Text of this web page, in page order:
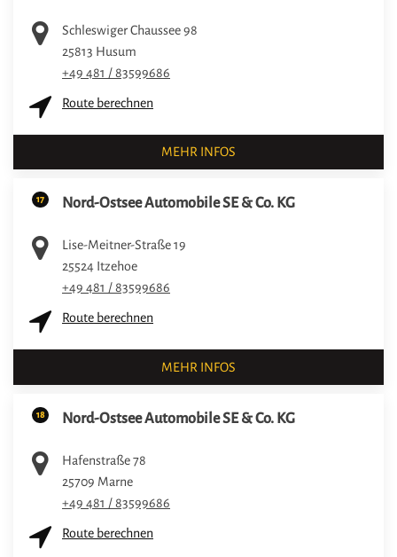
Schleswiger Chaussee 98
25813 Husum
+49 481 / 83599686
Route berechnen
MEHR INFOS
17 Nord-Ostsee Automobile SE & Co. KG
Lise-Meitner-Straße 19
25524 Itzehoe
+49 481 / 83599686
Route berechnen
MEHR INFOS
18 Nord-Ostsee Automobile SE & Co. KG
Hafenstraße 78
25709 Marne
+49 481 / 83599686
Route berechnen